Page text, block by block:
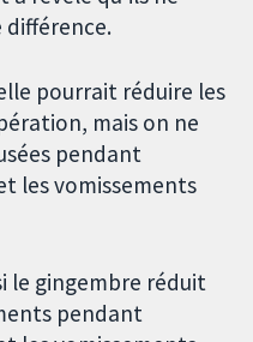
différence.
pourrait réduire les
mais on ne
pendant
les vomissements
le gingembre réduit
pendant